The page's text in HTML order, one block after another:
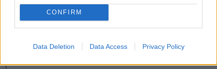
CONFIRM
Data Deletion Data Access Privacy Policy
temetőbe, mert a térségben harcoltak
román katonák is, biztosan megtaláltuk